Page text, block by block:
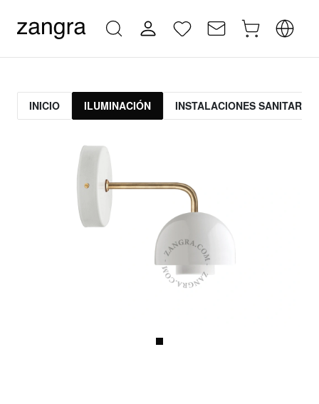
INICIO ILUMINACIÓN INSTALACIONES SANITARIAS